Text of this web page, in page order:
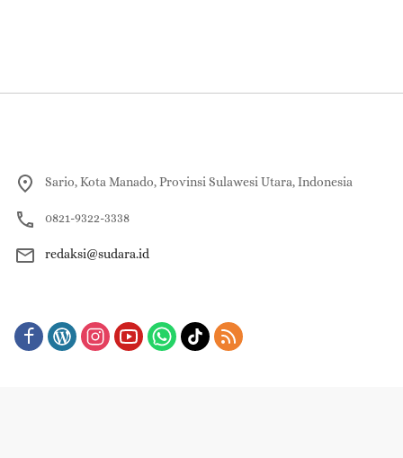
Sario, Kota Manado, Provinsi Sulawesi Utara, Indonesia
0821-9322-3338
redaksi@sudara.id